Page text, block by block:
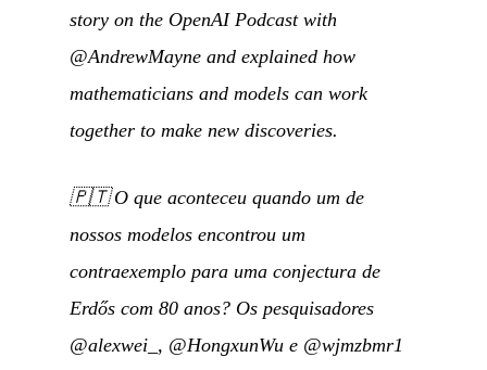
story on the OpenAI Podcast with
@AndrewMayne and explained how
mathematicians and models can work
together to make new discoveries.
🇵🇹O que aconteceu quando um de
nossos modelos encontrou um
contraexemplo para uma conjectura de
Erdős com 80 anos? Os pesquisadores
@alexwei_, @HongxunWu e @wjmzbmr1